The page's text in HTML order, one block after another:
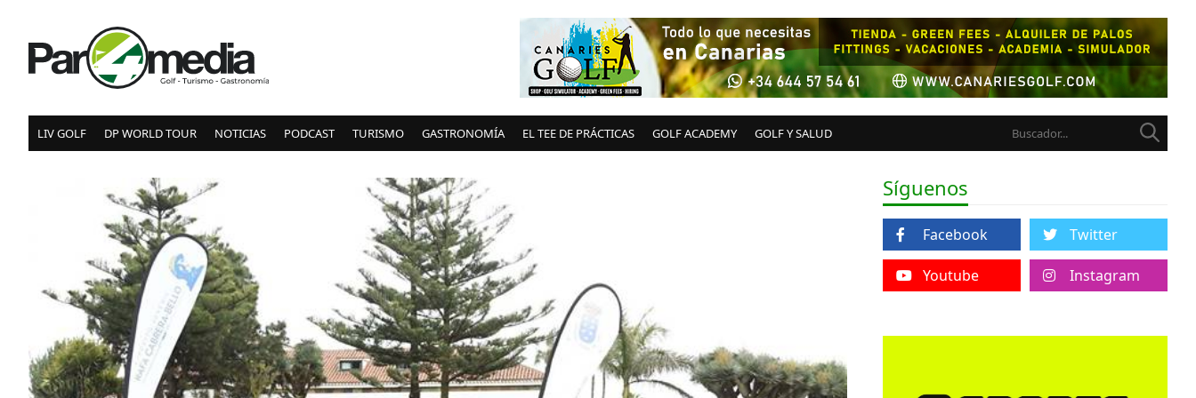
LIV GOLF DP WORLD TOUR NOTICIAS PODCAST TURISMO GASTRONOMÍA EL TEE DE PRÁCTICAS GOLF ACADEMY GOLF Y SALUD
Síguenos
Facebook Twitter
Youtube Instagram